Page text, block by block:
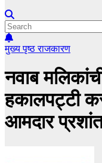
मुख्य पृष्ठराजकारण
नवाब
हकालपट्टी
आमदार